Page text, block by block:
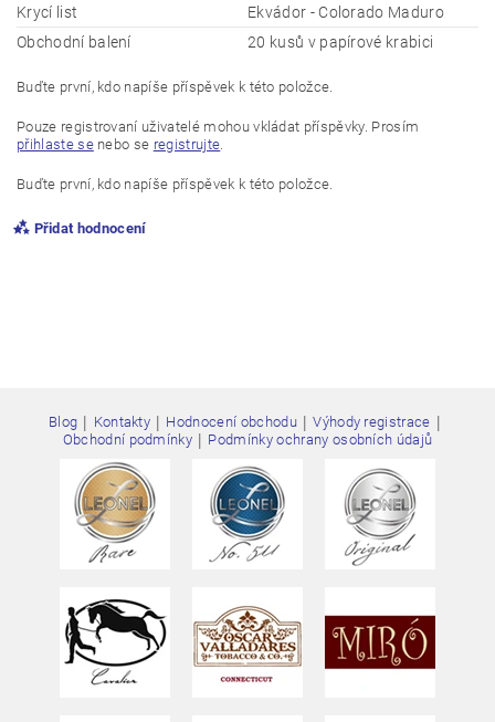
Krycí list
Ekvádor - Colorado Maduro
Obchodní balení
20 kusů v papírové krabici
Buďte první, kdo napíše příspěvek k této položce.
Pouze registrovaní uživatelé mohou vkládat příspěvky. Prosím
přihlaste senebo se registrujte
Buďte první, kdo napíše příspěvek k této položce.
Přidat hodnocení
podmínkami ochrany
Blog | Kontakty | Hodnocení obchodu | Výhody registrace |
Obchodní podmínky | Podmínky ochrany osobních údajů